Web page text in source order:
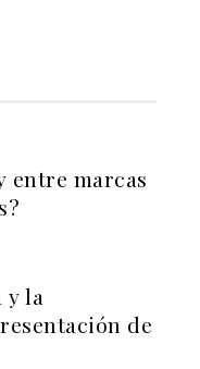
entre marcas
y la
de